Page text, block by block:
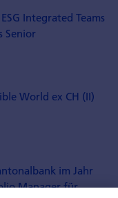
Integrated Teams
Senior
World ex CH (II)
im Jahr
Manager für